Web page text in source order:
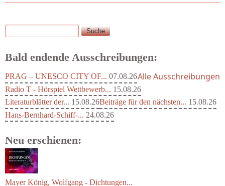
Suchformular
Suche
Bald endende Ausschreibungen:
PRAG – UNESCO CITY OF... 07.08.26
Radio T - Hörspiel Wettbewerb... 15.08.26
Literaturblätter der... 15.08.26Beiträge für den nächsten... 15.08.26
Hans-Bernhard-Schiff-... 24.08.26
Alle Ausschreibungen
Neu erschienen: